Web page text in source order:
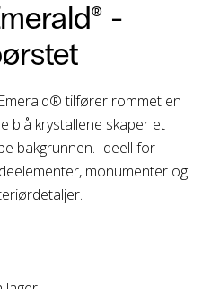
-
tilfører rommet en
blå krystallene skaper et
bakgrunnen. Ideell for
monumenter og